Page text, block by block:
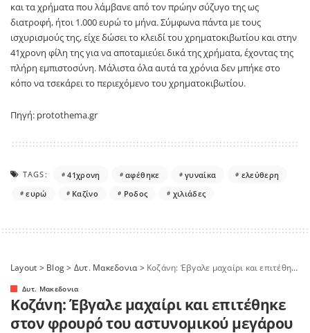
και τα χρήματα που λάμβανε από τον πρώην σύζυγο της ως
διατροφή, ήτοι 1.000 ευρώ το μήνα. Σύμφωνα πάντα με τους
ισχυρισμούς της, είχε δώσει το κλειδί του χρηματοκιβωτίου και στην
41χρονη φίλη της για να αποταμιεύει δικά της χρήματα, έχοντας της
πλήρη εμπιστοσύνη. Μάλιστα όλα αυτά τα χρόνια δεν μπήκε στο
κόπο να τσεκάρει το περιεχόμενο του χρηματοκιβωτίου.
Πηγή: protothema.gr
TAGS: 41χρονη αφέθηκε γυναίκα
ελεύθερη
ευρώ
Καζίνο Ροδος χιλιάδες
Layout > Blog> Δυτ. Μακεδονια> Κοζάνη: Έβγαλε μαχαίρι και επιτέθηκε στον φρουρό του αστυνομικού μεγάρου
Δυτ. Μακεδονια
Κοζάνη: Έβγαλε μαχαίρι και επιτέθηκε
στον φρουρό του αστυνομικού μεγάρου